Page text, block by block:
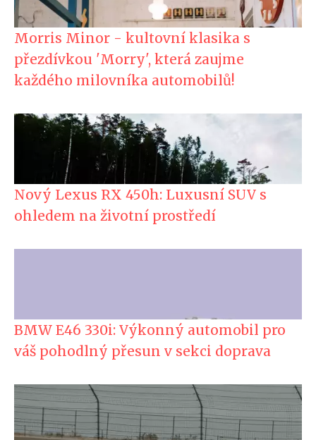
Morris Minor - kultovní klasika s
přezdívkou 'Morry', která zaujme
každého milovníka automobilů!
Nový Lexus RX 450h: Luxusní SUV s
ohledem na životní prostředí
BMW E46 330i: Výkonný automobil pro
váš pohodlný přesun v sekci doprava